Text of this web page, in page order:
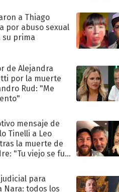
a Thiago
por abuso sexual
su prima
de Alejandra
por la muerte
Rud: "Me
mensaje de
Tinelli a Leo
la muerte de
"Tu viejo se fue
judicial para
Nara: todos los